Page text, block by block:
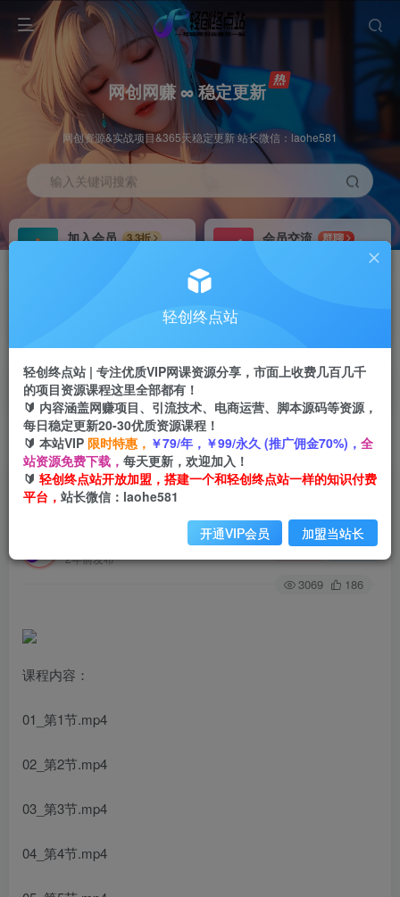
网创网赚 ∞ 稳定更新
网创资源&实战项目&365天稳定更新 站长微信：laohe581
输入关键词搜索
加入会员
3.3折
会员交流
群聊
首页 创业课程 会员专属 正文
（7238期）抖音·直播带货线上课，单品打爆最新
玩法（12节课）
2年前发布
关注 私信
3069 186
课程内容：
01_第1节.mp4
02_第2节.mp4
03_第3节.mp4
04_第4节.mp4
轻创终点站
轻创终点站 | 专注优质VIP网课资源分享，市面上收费几百几千
的项目资源课程这里全部都有！
🔰 内容涵盖网赚项目、引流技术、电商运营、脚本源码等资源，
每日稳定更新20-30优质资源课程！
🔰 本站VIP 限时特惠， ￥79/年，￥99/永久 (推广佣金70%)， 全
站资源免费下载， 每天更新，欢迎加入！
🔰 轻创终点站开放加盟，搭建一个和轻创终点站一样的知识付费
平台， 站长微信：laohe581
开通VIP会员 加盟当站长